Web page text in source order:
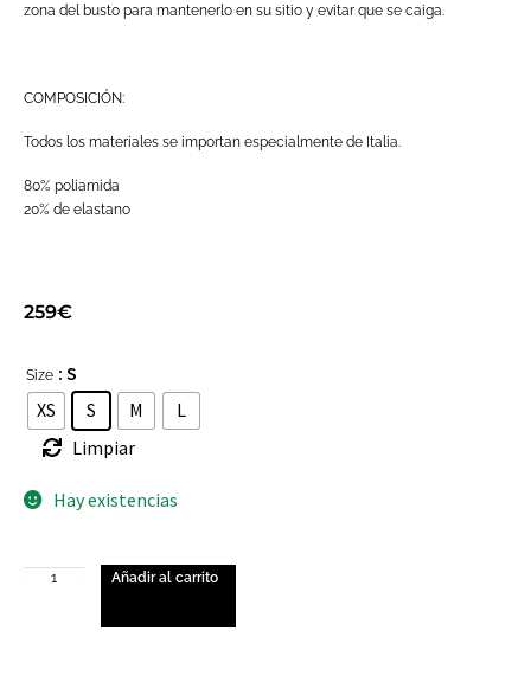
zona del busto para mantenerlo en su sitio y evitar que se caiga.
COMPOSICIÓN:
Todos los materiales se importan especialmente de Italia.
80% poliamida
20% de elastano
259€
Size : S
XS
S M
L
Limpiar
Hay existencias
Añadir al carrito